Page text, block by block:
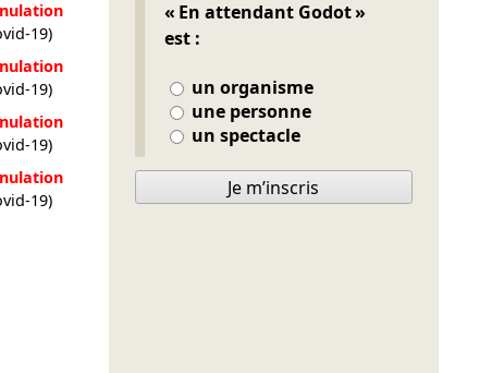
19)
19)
19)
19)
« En attendant Godot »
est :
un organisme
une personne
un spectacle
Je m’inscris